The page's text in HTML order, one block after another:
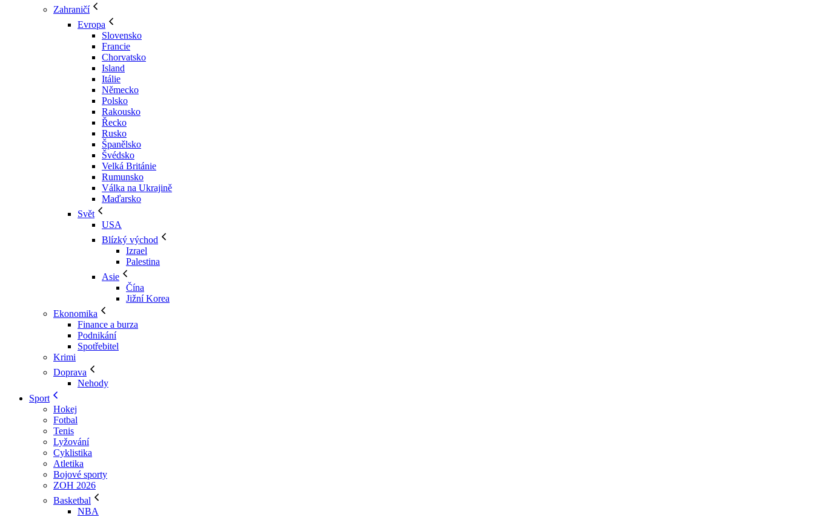
Zahraničí
Evropa
Slovensko
Francie
Chorvatsko
Island
Itálie
Německo
Polsko
Rakousko
Řecko
Rusko
Španělsko
Švédsko
Velká Británie
Rumunsko
Válka na Ukrajině
Maďarsko
Svět
USA
Blízký východ
Izrael
Palestina
Asie
Čína
Jižní Korea
Ekonomika
Finance a burza
Podnikání
Spotřebitel
Krimi
Doprava
Nehody
Sport
Hokej
Fotbal
Tenis
Lyžování
Cyklistika
Atletika
Bojové sporty
ZOH 2026
Basketbal
NBA